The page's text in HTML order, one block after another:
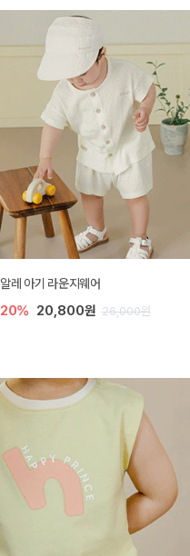
알레 아기 라운지웨어
20% 20,800원 26,000원